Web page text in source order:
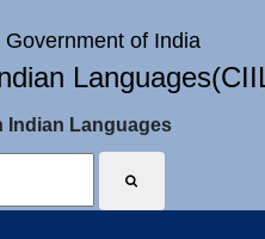
of India
Indian Languages